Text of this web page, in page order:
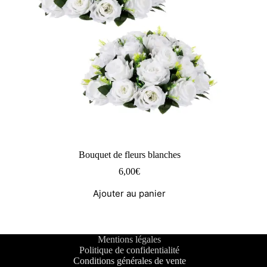
Bouquet de fleurs blanches
6,00€
Ajouter au panier
Mentions légales
Politique de confidentialité
Conditions générales de vente